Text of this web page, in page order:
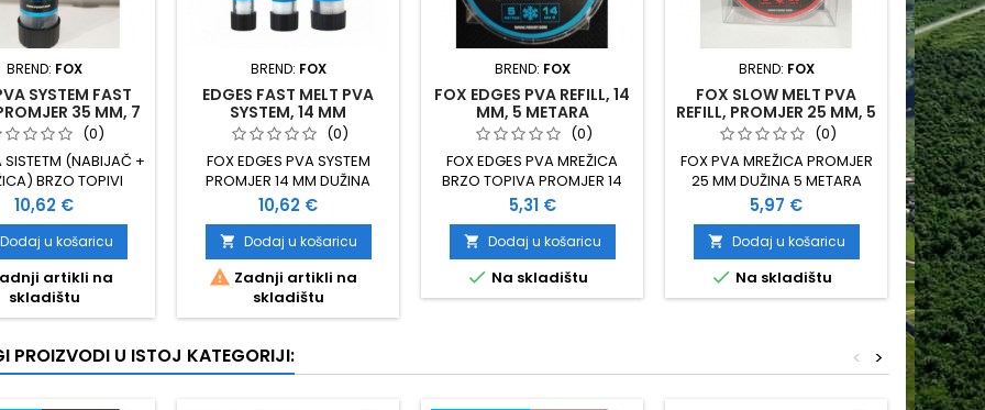
BREND: FOX
SYSTEM FAST
35 MM, 7
M
(0)
SISTETM (NABIJAČ +
BRZO TOPIVI
35 MM DUŽIN A
7 METARA
Cijena
10,62 €
Dodaj u košaricu
artikli na
skladištu
BREND: FOX
EDGES FAST MELT PVA
SYSTEM, 14 MM
(0)
FOX EDGES PVA SYSTEM
PROMJER 14 MM DUŽINA
MREŽICE 7 METARA BRZO
TOPIVA MREŽICA ISPORUKA U
PLASTIČNOJ KUTIJI
Cijena
10,62 €
 Dodaj u košaricu
 Zadnji artikli na
skladištu
BREND: FOX
FOX EDGES PVA REFILL, 14
MM, 5 METARA
(0)
FOX EDGES PVA MREŽICA
BRZO TOPIVA PROMJER 14
MM 5 METARA
Cijena
5,31 €
 Dodaj u košaricu
 Na skladištu
BREND: FOX
FOX SLOW MELT PVA
REFILL, PROMJER 25 MM, 5
METARA (0)
FOX PVA MREŽICA PROMJER
25 MM DUŽINA 5 METARA
SPORO TOPIVA
Cijena
5,97 €
 Dodaj u košaricu
 Na skladištu
PVA
I U
35 MM


PROIZVODI U ISTOJ KATEGORIJI: >
<